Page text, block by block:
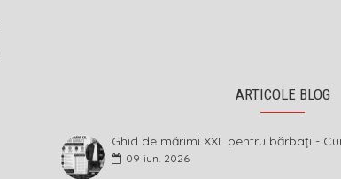
ARTICOLE BLOG
09 iun. 2026